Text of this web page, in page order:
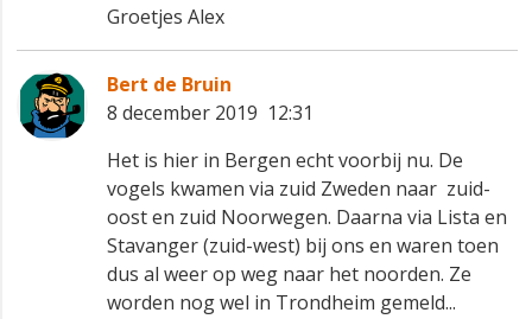
Groetjes Alex
Bert de Bruin
8 december 2019 12:31
Het is hier in Bergen echt voorbij nu. De
vogels kwamen via zuid Zweden naar zuid-
oost en zuid Noorwegen. Daarna via Lista en
Stavanger (zuid-west) bij ons en waren toen
dus al weer op weg naar het noorden. Ze
worden nog wel in Trondheim gemeld...